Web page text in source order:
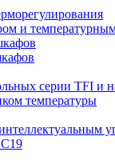
и
серии TFI и
температуры